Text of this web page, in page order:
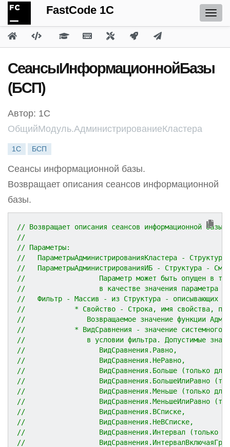
FastCode 1C
СеансыИнформационнойБазы
(БСП)
Автор: 1С
ОбщийМодуль.АдминистрированиеКластера
1С БСП
Сеансы информационной базы.
Возвращает описания сеансов информационной
базы.
// Возвращает описания сеансов информационной базы.
//
// Параметры:
//   ПараметрыАдминистрированияКластера - Структура
//   ПараметрыАдминистрированияИБ - Структура - См.
//                  Параметр может быть опущен в том
//                  в качестве значения параметра
//   Фильтр - Массив - из Структура - описывающих
//            * Свойство - Строка, имя свойства, по
//               Возвращаемое значение функции
//            * ВидСравнения - значение системного
//               в условии фильтра. Допустимые
//                  ВидСравнения.Равно,
//                  ВидСравнения.НеРавно,
//                  ВидСравнения.Больше (только для
//                  ВидСравнения.БольшеИлиРавно
//                  ВидСравнения.Меньше (только для
//                  ВидСравнения.МеньшеИлиРавно
//                  ВидСравнения.ВСписке,
//                  ВидСравнения.НеВСписке,
//                  ВидСравнения.Интервал (только для
//